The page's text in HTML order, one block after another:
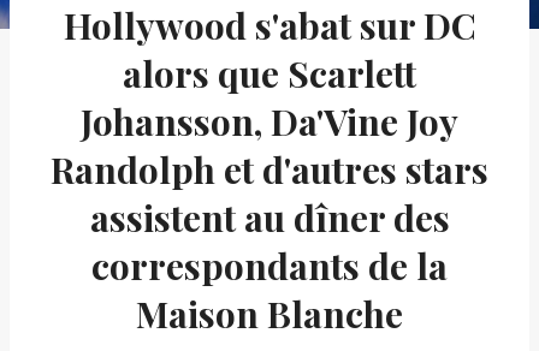
Hollywood s'abat sur DC
alors que Scarlett
Johansson, Da'Vine Joy
Randolph et d'autres stars
assistent au dîner des
correspondants de la
Maison Blanche